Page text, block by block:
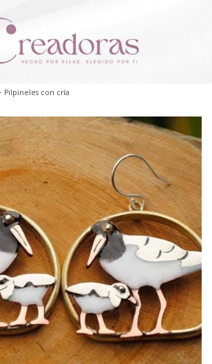
Pilpineles con cría